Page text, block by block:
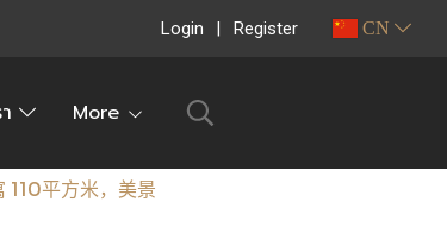
Login Register CN
More
平方米，美景